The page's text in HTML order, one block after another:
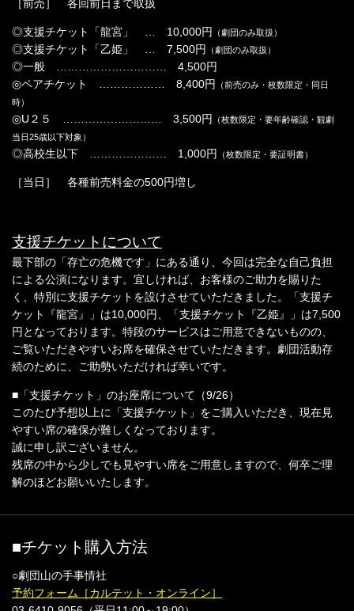
［前売］ 各回前日まで取扱
◎支援チケット「龍宮」 … 10,000円 （劇団のみ取扱）
◎支援チケット「乙姫」 … 7,500円 （劇団のみ取扱）
◎一般 ………………………… 4,500円
◎ペアチケット ……………… 8,400円
（前売のみ・枚数限定・同日
時）
◎U２５ ……………………… 3,500円
（枚数限定・要年齢確認・観劇
当日25歳以下対象）
◎高校生以下 ………………… 1,000円 （枚数限定・要証明書）
［当日］ 各種前売料金の500円増し
支援チケットについて
最下部の「存亡の危機です」にある通り、今回は完全な自己負担
による公演になります。宜しければ、お客様のご助力を賜りた
く、特別に支援チケットを設けさせていただきました。「支援チ
ケット『龍宮』」は10,000円、「支援チケット『乙姫』」は7,500
円となっております。特段のサービスはご用意できないものの、
ご覧いただきやすいお席を確保させていただきます。劇団活動存
続のために、ご助勢いただければ幸いです。
■「支援チケット」のお座席について（9/26）
このたび予想以上に「支援チケット」をご購入いただき、現在見
やすい席の確保が難しくなっております。
誠に申し訳ございません。
残席の中から少しでも見やすい席をご用意しますので、何卒ご理
解のほどお願いいたします。
■チケット購入方法
○劇団山の手事情社
予約フォーム［カルテット・オンライン］